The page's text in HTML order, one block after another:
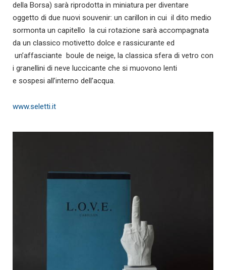
della Borsa) sarà riprodotta in miniatura per diventare
oggetto di due nuovi souvenir: un carillon in cui il dito medio
sormonta un capitello la cui rotazione sarà accompagnata
da un classico motivetto dolce e rassicurante ed
un’affasciante boule de neige, la classica sfera di vetro con
i granellini di neve luccicante che si muovono lenti
e sospesi all’interno dell’acqua.
www.seletti.it